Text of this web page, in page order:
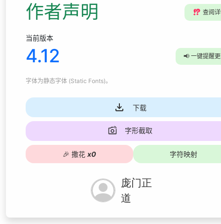
作者声明 ⁉️ 查阅
当前版本
4.12 📢 一键提醒
字体为静态字体 (Static Fonts)。
下载
字形截取
🎉 撒花 x0 字符映射
庞门正
道